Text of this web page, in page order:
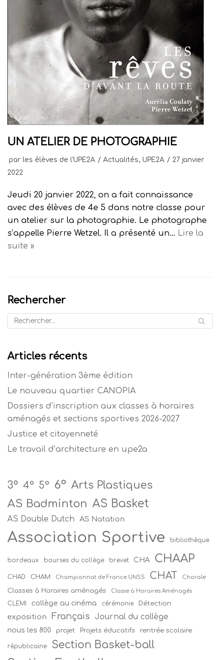
UN ATELIER DE PHOTOGRAPHIE
par les élèves de l'UPE2A Actualités, UPE2A
27 janvier
2022
Jeudi 20 janvier 2022, on a fait connaissance
avec des élèves de 4e 5 dans notre classe pour
un atelier sur la photographie. Le photographe
s’appelle Pierre Wetzel. Il a présenté un… Lire la
suite »
Rechercher
Articles récents
Inter-génération 3ème édition
Le nouveau quartier CANOPIA
Dossiers d’inscription aux classes à horaires
aménagés et sections sportives 2026-2027
Justice et citoyenneté
Le travail d’architecture en upe2a
3° 4° 5° 6° Arts Plastiques
AS Badminton AS Basket
AS Double Dutch AS Natation
Association Sportive bibliothèque
bordeaux bourses du collège brevet CHA CHAAP
CHAD CHAM Championnat de France UNSS CHAT Chorale
Classes à Horaires aménagés Classe à Horaires Aménagés
CLEMI collège au cinéma cérémonie Détection
exposition Français Journal du collège
nous les 800 projet Projets éducatifs rentrée scolaire
républicaine Section Basket-ball